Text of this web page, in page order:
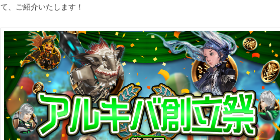
て、ご紹介いたします！